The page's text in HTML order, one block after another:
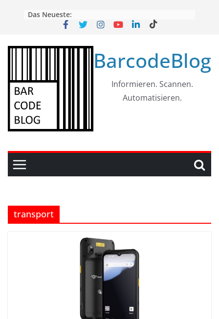
Das Neueste:
BarcodeBlog
Informieren. Scannen.
Automatisieren.
transport